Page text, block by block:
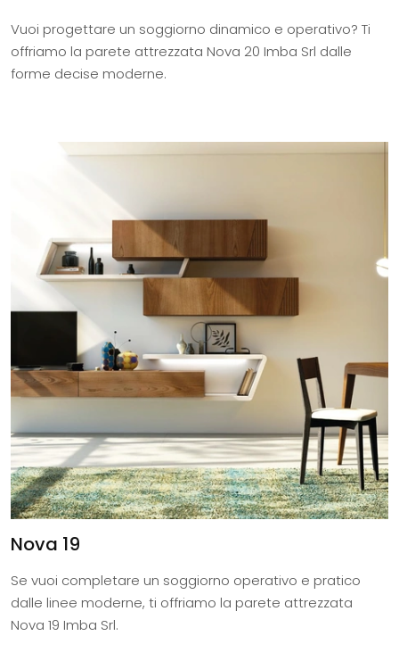
Vuoi progettare un soggiorno dinamico e operativo? Ti
offriamo la parete attrezzata Nova 20 Imba Srl dalle
forme decise moderne.
Nova 19
Se vuoi completare un soggiorno operativo e pratico
dalle linee moderne, ti offriamo la parete attrezzata
Nova 19 Imba Srl.